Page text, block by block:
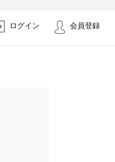
ログイン 会員登録